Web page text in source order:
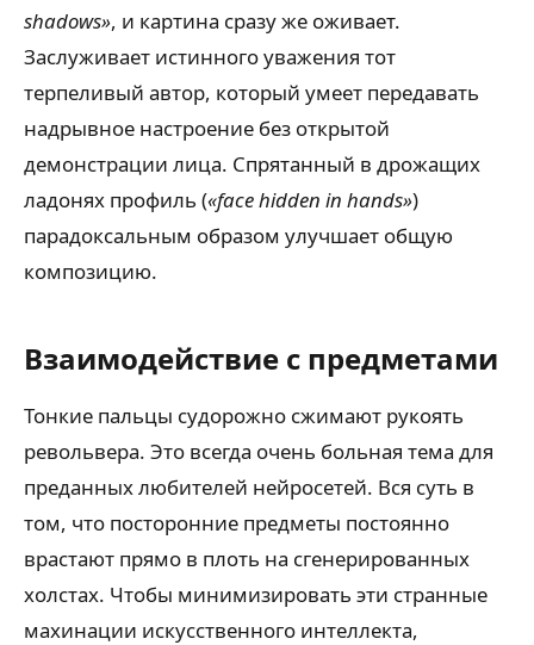
shadows», и картина сразу же оживает.
Заслуживает истинного уважения тот
терпеливый автор, который умеет передавать
надрывное настроение без открытой
демонстрации лица. Спрятанный в дрожащих
ладонях профиль («face hidden in hands»)
парадоксальным образом улучшает общую
композицию.
Взаимодействие с предметами
Тонкие пальцы судорожно сжимают рукоять
револьвера. Это всегда очень больная тема для
преданных любителей нейросетей. Вся суть в
том, что посторонние предметы постоянно
врастают прямо в плоть на сгенерированных
холстах. Чтобы минимизировать эти странные
махинации искусственного интеллекта,